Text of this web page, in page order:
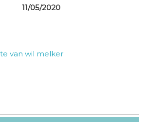
11/05/2020
van wil melker